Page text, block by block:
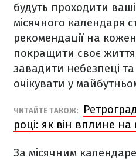
будуть проходити
місячного календаря
рекомендації на
покращити своє
завадити небезпеці
очікувати у
ЧИТАЙТЕ ТАКОЖ:
році: як він вплине на
За місячним